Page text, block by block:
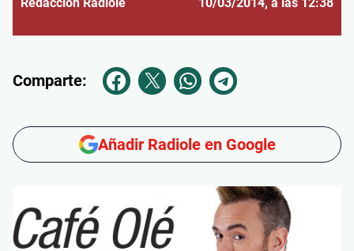
Comparte:
Añadir Radiole en Google